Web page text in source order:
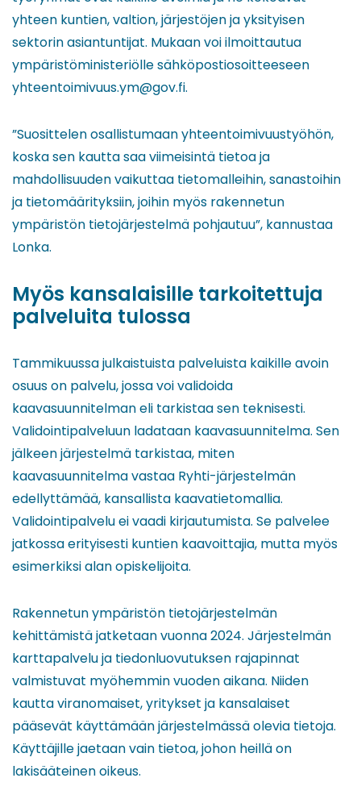
yhteen kuntien, valtion, järjestöjen ja yksityisen
sektorin asiantuntijat. Mukaan voi ilmoittautua
ympäristöministeriölle sähköpostiosoitteeseen
yhteentoimivuus.ym@gov.fi.
”Suosittelen osallistumaan yhteentoimivuustyöhön,
koska sen kautta saa viimeisintä tietoa ja
mahdollisuuden vaikuttaa tietomalleihin, sanastoihin
ja tietomäärityksiin, joihin myös rakennetun
ympäristön tietojärjestelmä pohjautuu”, kannustaa
Lonka.
Myös kansalaisille tarkoitettuja
palveluita tulossa
Tammikuussa julkaistuista palveluista kaikille avoin
osuus on palvelu, jossa voi validoida
kaavasuunnitelman eli tarkistaa sen teknisesti.
Validointipalveluun ladataan kaavasuunnitelma. Sen
jälkeen järjestelmä tarkistaa, miten
kaavasuunnitelma vastaa Ryhti-järjestelmän
edellyttämää, kansallista kaavatietomallia.
Validointipalvelu ei vaadi kirjautumista. Se palvelee
jatkossa erityisesti kuntien kaavoittajia, mutta myös
esimerkiksi alan opiskelijoita.
Rakennetun ympäristön tietojärjestelmän
kehittämistä jatketaan vuonna 2024. Järjestelmän
karttapalvelu ja tiedonluovutuksen rajapinnat
valmistuvat myöhemmin vuoden aikana. Niiden
kautta viranomaiset, yritykset ja kansalaiset
pääsevät käyttämään järjestelmässä olevia tietoja.
Käyttäjille jaetaan vain tietoa, johon heillä on
lakisääteinen oikeus.